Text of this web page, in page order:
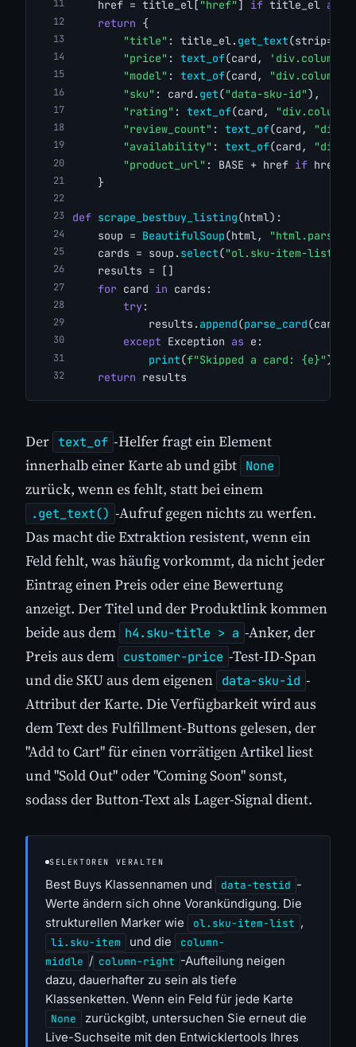
    href = title_el[
"href" ] if title_el and
return {
"title" : title_el. get_text(strip=
"price" : text_of(card,
'div.column-
"model" : text_of(card,
"div.column-
"sku" : card. get("data-sku-id"),
"rating" : text_of(card,
"review_count" : text_of(card,
"availability" : text_of(card,
"product_url" : BASE + href if href
    }
def scrape_bestbuy_listing(html):
    soup =
BeautifulSoup(html, "html.parser"
    cards = soup.
select("ol.sku-item-list
    results = []
for card in cards:
try:
            results.
append(parse_card(card))
except Exception as e:
print(f"Skipped a card: {e}")
return results
Der text_of -Helfer fragt ein Element
innerhalb einer Karte ab und gibt None
zurück, wenn es fehlt, statt bei einem
.get_text() -Aufruf gegen nichts zu werfen.
Das macht die Extraktion resistent, wenn ein
Feld fehlt, was häufig vorkommt, da nicht jeder
Eintrag einen Preis oder eine Bewertung
anzeigt. Der Titel und der Produktlink kommen
beide aus dem h4.sku-title > a -Anker, der
Preis aus dem customer-price -Test-ID-Span
und die SKU aus dem eigenen data-sku-id -
Attribut der Karte. Die Verfügbarkeit wird aus
dem Text des Fulfillment-Buttons gelesen, der
"Add to Cart" für einen vorrätigen Artikel liest
und "Sold Out" oder "Coming Soon" sonst,
sodass der Button-Text als Lager-Signal dient.
SELEKTOREN VERALTEN
Best Buys Klassennamen und data-testid -
Werte ändern sich ohne Vorankündigung. Die
strukturellen Marker wie
ol.sku-item-list ,
li.sku-item und die
column-
middle / column-right -Aufteilung neigen
dazu, dauerhafter zu sein als tiefe
Klassenketten. Wenn ein Feld für jede Karte
None
zurückgibt, untersuchen Sie erneut die
Live-Suchseite mit den Entwicklertools Ihres